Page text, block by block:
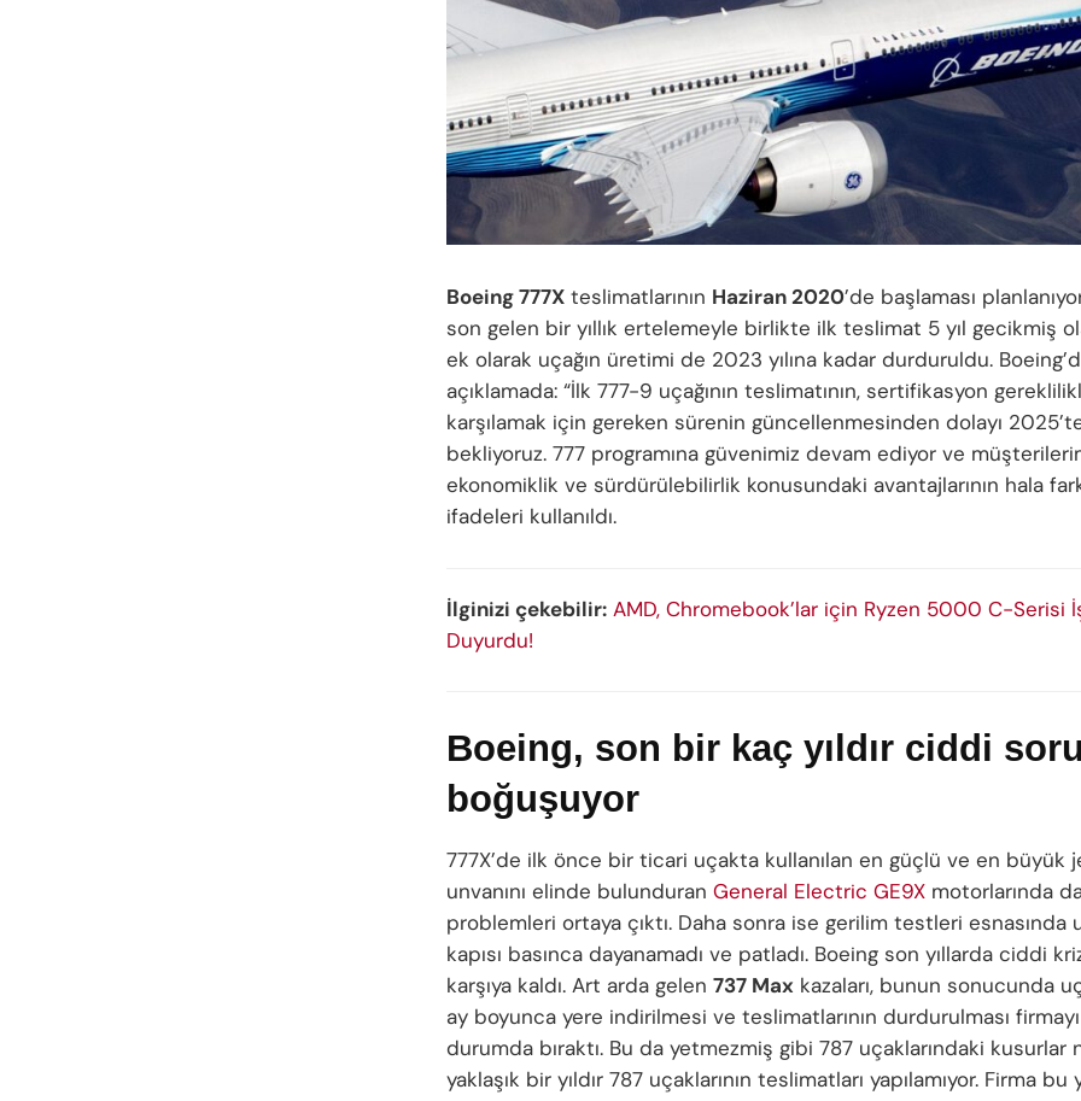
Boeing 777X teslimatlarının Haziran 2020’de başlaması
son gelen bir yıllık ertelemeyle birlikte ilk teslimat 5 yıl gecikmiş
ek olarak uçağın üretimi de 2023 yılına kadar durduruldu.
açıklamada: “İlk 777-9 uçağının teslimatının, sertifikasyon
karşılamak için gereken sürenin güncellenmesinden dolayı 2025’te
bekliyoruz. 777 programına güvenimiz devam ediyor ve
ekonomiklik ve sürdürülebilirlik konusundaki avantajlarının hala
ifadeleri kullanıldı.
İlginizi çekebilir: AMD, Chromebook’lar için Ryzen 5000 C-Serisi
Duyurdu!
Boeing, son bir kaç yıldır ciddi
boğuşuyor
777X’de ilk önce bir ticari uçakta kullanılan en güçlü ve en büyük
unvanını elinde bulunduran General Electric GE9X motorlarında
problemleri ortaya çıktı. Daha sonra ise gerilim testleri esnasında
kapısı basınca dayanamadı ve patladı. Boeing son yıllarda ciddi
karşıya kaldı. Art arda gelen 737 Max kazaları, bunun sonucunda
ay boyunca yere indirilmesi ve teslimatlarının durdurulması
durumda bıraktı. Bu da yetmezmiş gibi 787 uçaklarındaki kusurlar
yaklaşık bir yıldır 787 uçaklarının teslimatları yapılamıyor. Firma bu